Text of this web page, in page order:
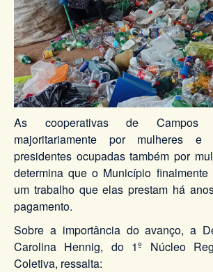
As cooperativas de Campos
majoritariamente por mulheres
presidentes ocupadas também por
determina que o Município
um trabalho que elas prestam há
pagamento.
Sobre a importância do avanço, a
Carolina Hennig, do 1º Núcleo
Coletiva, ressalta: